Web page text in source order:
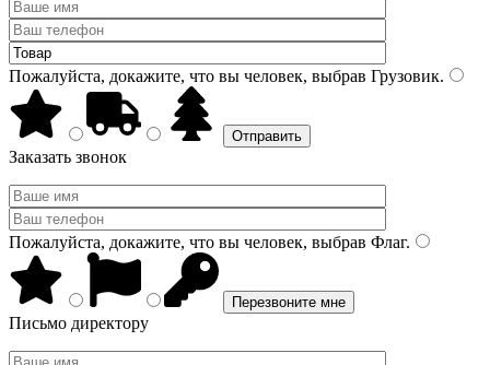
Пожалуйста, докажите, что вы человек, выбрав Грузовик.
Заказать звонок
Пожалуйста, докажите, что вы человек, выбрав Флаг.
Письмо директору